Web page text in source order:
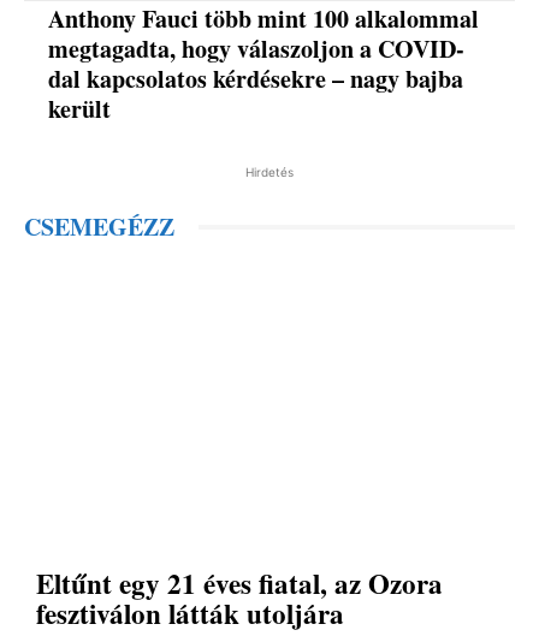
Anthony Fauci több mint 100 alkalommal
megtagadta, hogy válaszoljon a COVID-
dal kapcsolatos kérdésekre – nagy bajba
került
Hirdetés
CSEMEGÉZZ
Eltűnt egy 21 éves fiatal, az Ozora
fesztiválon látták utoljára